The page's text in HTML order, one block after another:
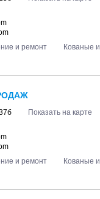
и ремонт
Кованые
Показать на карте
и ремонт
Кованые